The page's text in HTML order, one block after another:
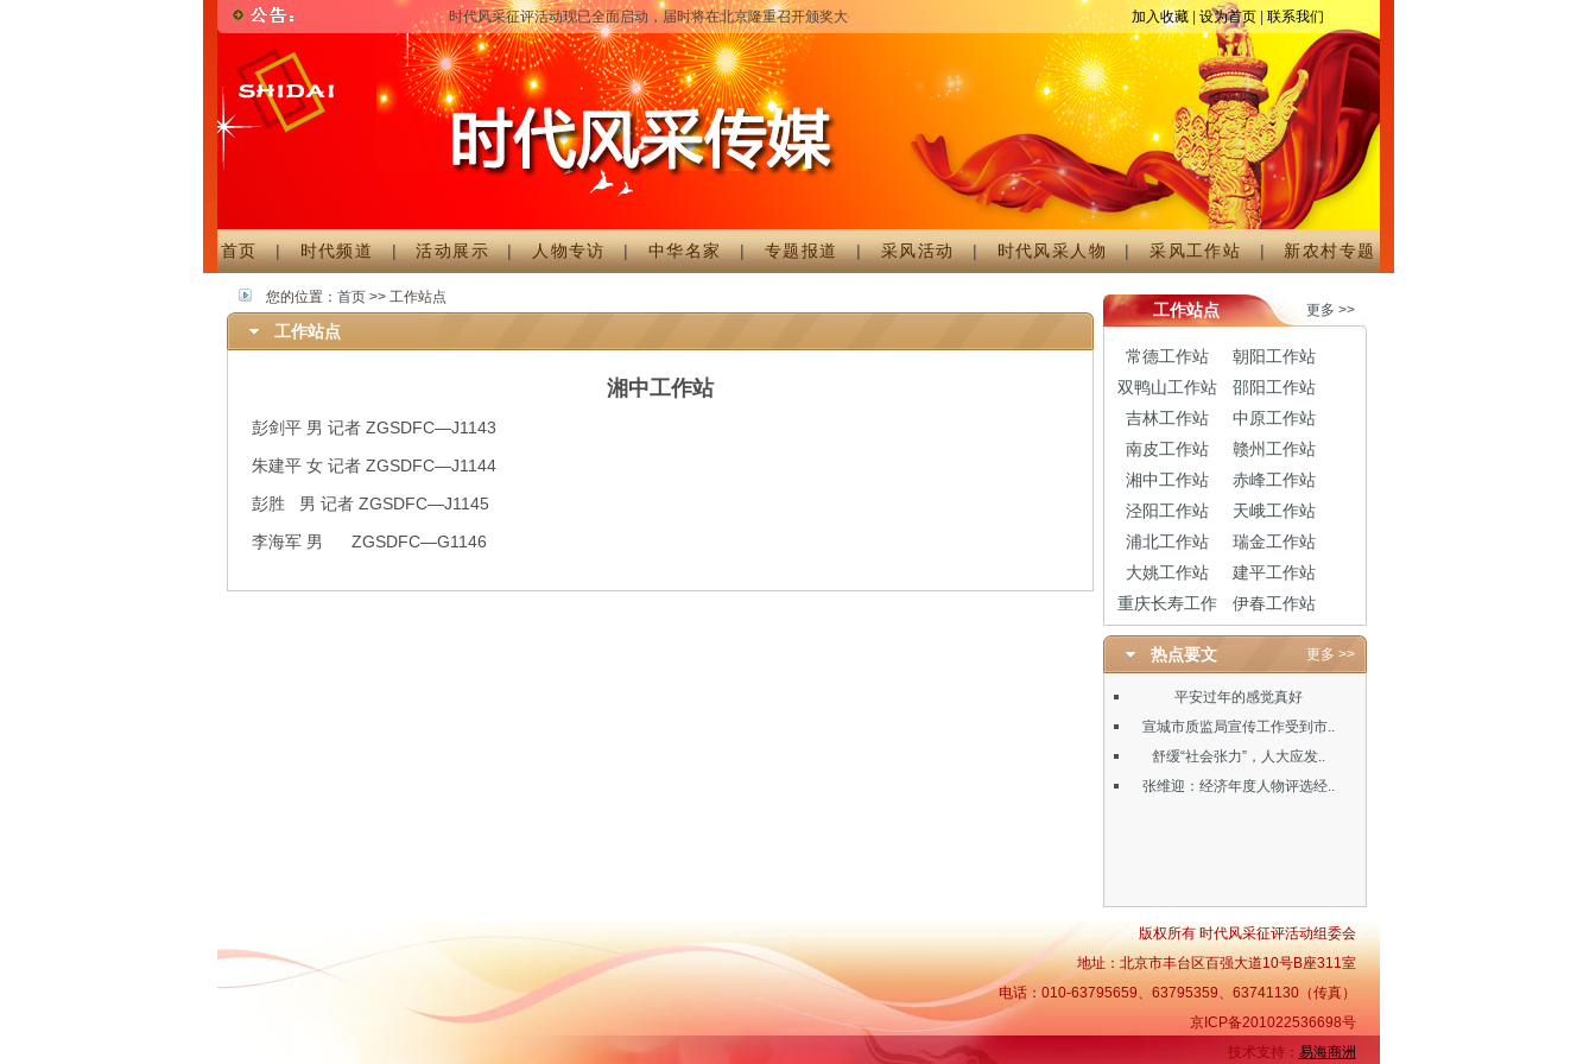
时代风采征评活动现已全面启动，届时将在北京隆重召开颁奖大会，详细情况请致电时代风采征评活动组委会。加入收藏|设为首页| 联系我们
首页|时代频道|活动展示|人物专访|中华名家|专题报道|采风活动|时代风采人物|采风工作站|新农村专题
您的位置： 首页>> 工作站点
工作站点
湘中工作站
彭剑平 男 记者 ZGSDFC—J1143
朱建平 女 记者 ZGSDFC—J1144
彭胜 男 记者 ZGSDFC—J1145
李海军 男 ZGSDFC—G1146
工作站点 更多 >>
常德工作站
朝阳工作站
双鸭山工作站
邵阳工作站
吉林工作站
中原工作站
南皮工作站
赣州工作站
湘中工作站
赤峰工作站
泾阳工作站
天峨工作站
浦北工作站
瑞金工作站
大姚工作站
建平工作站
重庆长寿工作
伊春工作站
热点要文 更多 >>
平安过年的感觉真好
宣城市质监局宣传工作受到市..
舒缓“社会张力”，人大应发..
张维迎：经济年度人物评选经..
版权所有 时代风采征评活动组委会
地址：北京市丰台区百强大道10号B座311室
电话：010-63795659、63795359、63741130（传真）
京ICP备201022536698号
技术支持： 易海商洲